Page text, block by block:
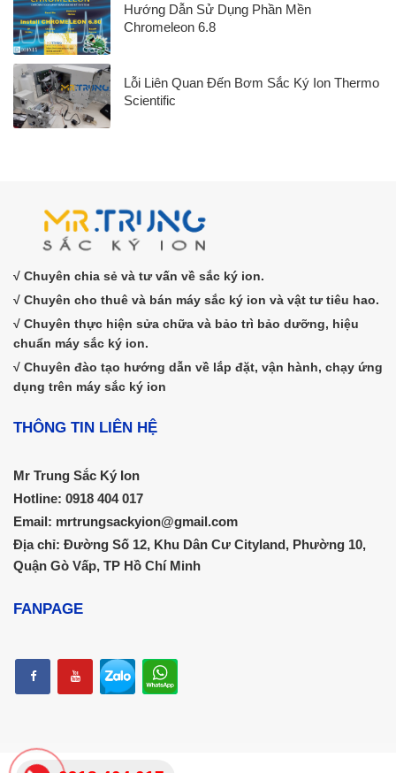
Hướng Dẫn Sử Dụng Phần Mền
Chromeleon 6.8
Lỗi Liên Quan Đến Bơm Sắc Ký Ion Thermo
Scientific
√ Chuyên chia sẻ và tư vấn về sắc ký ion.
√ Chuyên cho thuê và bán máy sắc ký ion và vật tư tiêu hao.
√ Chuyên thực hiện sửa chữa và bảo trì bảo dưỡng, hiệu
chuẩn máy sắc ký ion.
√ Chuyên đào tạo hướng dẫn về lắp đặt, vận hành, chạy ứng
dụng trên máy sắc ký ion
THÔNG TIN LIÊN HỆ
Mr Trung Sắc Ký Ion
Hotline: 0918 404 017
Email: mrtrungsackyion@gmail.com
Địa chỉ: Đường Số 12, Khu Dân Cư Cityland, Phường 10,
Quận Gò Vấp, TP Hồ Chí Minh
FANPAGE